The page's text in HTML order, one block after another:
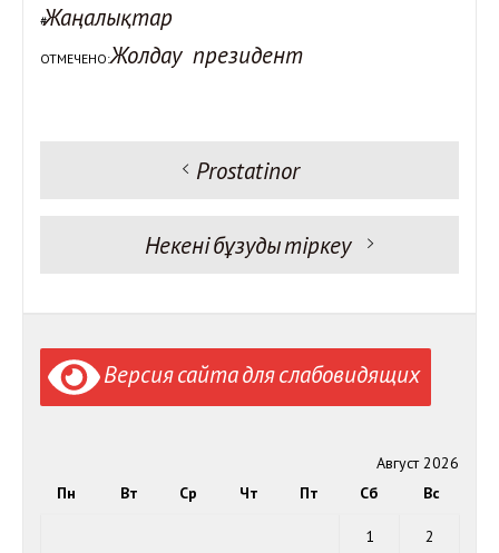
#Жаңалықтар
ОТМЕЧЕНО:Жолдау президент
Предыдущая запись:
Prostatinor
Следующая запись:
Некені бұзуды тіркеу
Версия сайта для слабовидящих
Август 2026
Пн
Вт Ср Чт Пт Сб Вс
1 2